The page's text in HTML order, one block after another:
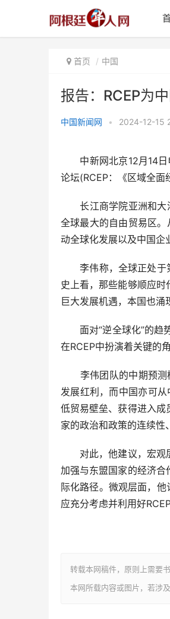
首页 中国
报告：RCEP为
中国新闻网 • 2024-12-15
中新网北京12月14日
论坛(RCEP：《区域全面
长江商学院亚洲和大洋
全球最大的自由贸易区
动全球化发展以及中国企
李伟称，全球正处于第
史上看，那些能够顺应
巨大发展机遇，本国也涌
面对“逆全球化”的趋势
在RCEP中扮演着关键的
李伟团队的中期预测模
发展红利，而中国亦可
低贸易壁垒、获得进入成
家的政治和政策的连续性
对此，他建议，宏观层
加强与东盟国家的经济合
际化路径。微观层面，
应充分考虑并利用好
转载本网稿件，原则上需要
本网所载内容或图片，若涉
“出海”创造机遇